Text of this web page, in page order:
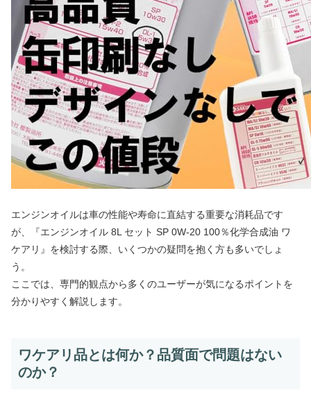
エンジンオイルは車の性能や寿命に直結する重要な消耗品です
が、『エンジンオイル 8L セット SP 0W-20 100％化学合成油 ワ
ケアリ』を検討する際、いくつかの疑問を抱く方も多いでしょ
う。
ここでは、専門的観点から多くのユーザーが気になるポイントを
分かりやすく解説します。
ワケアリ品とは何か？品質面で問題はない
のか？